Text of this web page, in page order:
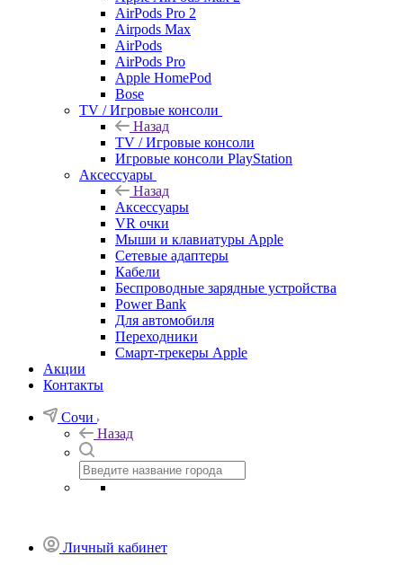
AirPods Pro 2
Airpods Max
AirPods
AirPods Pro
Apple HomePod
Bose
TV / Игровые консоли
Назад
TV / Игровые консоли
Игровые консоли PlayStation
Аксессуары
Назад
Аксессуары
VR очки
Мыши и клавиатуры Apple
Сетевые адаптеры
Кабели
Беспроводные зарядные устройства
Power Bank
Для автомобиля
Переходники
Смарт-трекеры Apple
Акции
Контакты
Сочи
Назад
Личный кабинет